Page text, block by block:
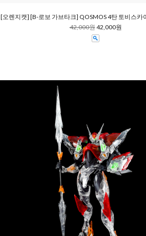
[오렌지캣] [B-로보 가브타크] QOSMOS 4탄 토비스카
42,000원42,000원